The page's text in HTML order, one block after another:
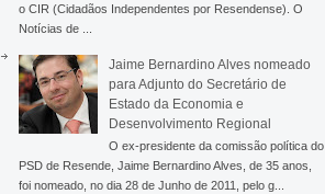
o CIR (Cidadãos Independentes por Resendense). O
Notícias de ...
Jaime Bernardino Alves nomeado
para Adjunto do Secretário de
Estado da Economia e
Desenvolvimento Regional
O ex-presidente da comissão política do
PSD de Resende, Jaime Bernardino Alves, de 35 anos,
foi nomeado, no dia 28 de Junho de 2011, pelo g...